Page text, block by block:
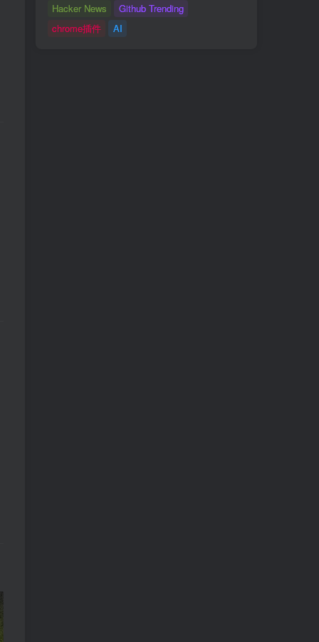
Hacker News
Github Trending
chrome插件
AI